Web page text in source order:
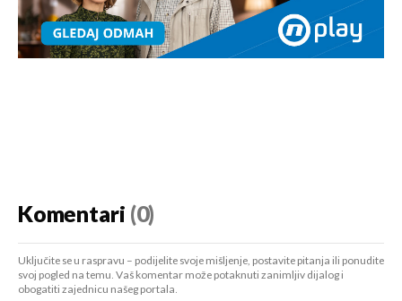
Komentari (0)
Uključite se u raspravu – podijelite svoje mišljenje, postavite pitanja ili ponudite
svoj pogled na temu. Vaš komentar može potaknuti zanimljiv dijalog i
obogatiti zajednicu našeg portala.